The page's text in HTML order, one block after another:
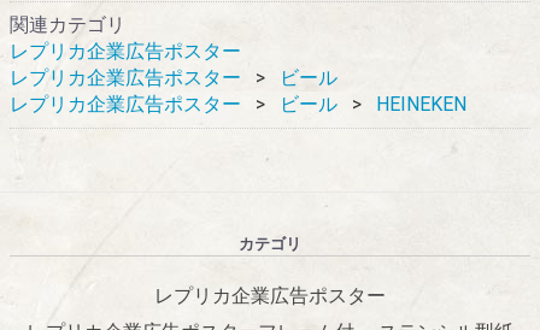
関連カテゴリ
レプリカ企業広告ポスター
レプリカ企業広告ポスター
ビール
レプリカ企業広告ポスター
ビール HEINEKEN
カテゴリ
レプリカ企業広告ポスター